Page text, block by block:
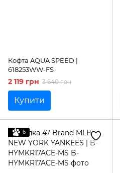
Кофта AQUA SPEED |
618253WW-FS
2 119 грн 3 640 грн
Купити
6